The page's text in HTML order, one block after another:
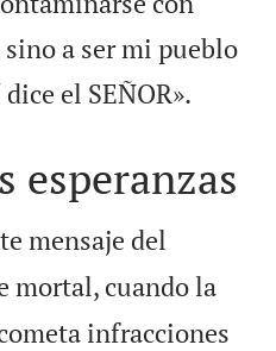
a ser mi pueblo
el SEÑOR».
esperanzas
mensaje del
mortal, cuando la
infracciones